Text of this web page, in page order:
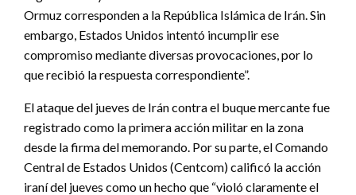
Ormuz corresponden a la República Islámica de Irán. Sin
embargo, Estados Unidos intentó incumplir ese
compromiso mediante diversas provocaciones, por lo
que recibió la respuesta correspondiente”.
El ataque del jueves de Irán contra el buque mercante fue
registrado como la primera acción militar en la zona
desde la firma del memorando. Por su parte, el Comando
Central de Estados Unidos (Centcom) calificó la acción
iraní del jueves como un hecho que “violó claramente el